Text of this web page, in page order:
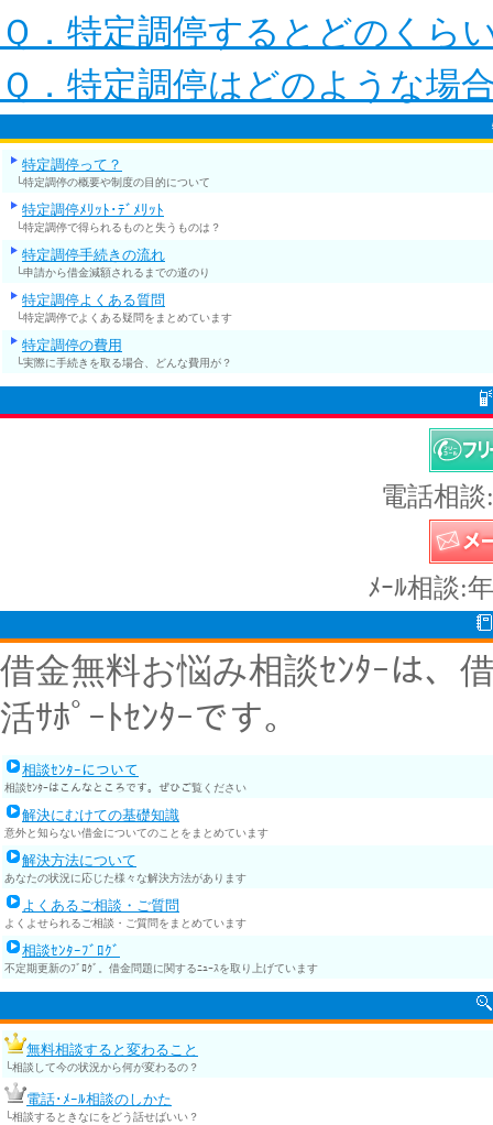
Ｑ．特定調停するとどのくら
Ｑ．特定調停はどのような場
特定調停って？
└特定調停の概要や制度の目的について
特定調停ﾒﾘｯﾄ･ﾃﾞﾒﾘｯﾄ
└特定調停で得られるものと失うものは？
特定調停手続きの流れ
└申請から借金減額されるまでの道のり
特定調停よくある質問
└特定調停でよくある疑問をまとめています
特定調停の費用
└実際に手続きを取る場合、どんな費用が？
電話相
ﾒｰﾙ相談:
借金無料お悩み相談ｾﾝﾀｰは、
活ｻﾎﾟｰﾄｾﾝﾀｰです。
相談ｾﾝﾀｰについて
相談ｾﾝﾀｰはこんなところです。ぜひご覧ください
解決にむけての基礎知識
意外と知らない借金についてのことをまとめています
解決方法について
あなたの状況に応じた様々な解決方法があります
よくあるご相談・ご質問
よくよせられるご相談・ご質問をまとめています
相談ｾﾝﾀｰﾌﾞﾛｸﾞ
不定期更新のﾌﾞﾛｸﾞ。借金問題に関するﾆｭｰｽを取り上げています
無料相談すると変わること
└相談して今の状況から何が変わるの？
電話･ﾒｰﾙ相談のしかた
└相談するときなにをどう話せばいい？